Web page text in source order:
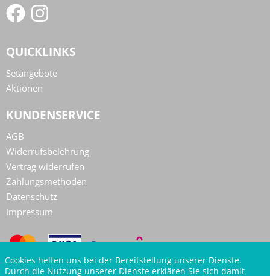
QUICKLINKS
Setangebote
Aktionen
KUNDENSERVICE
AGB
Widerrufsbelehrung
Vertrag widerrufen
Zahlungsmethoden
Datenschutz
Impressum
Cookies helfen uns bei der Bereitstellung unserer Dienste.
Durch die Nutzung unserer Dienste erklären Sie sich damit